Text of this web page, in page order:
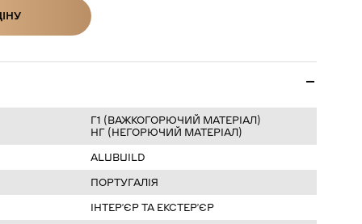
Г1 (ВАЖКОГОРЮЧИЙ МАТЕРІАЛ)
НГ (НЕГОРЮЧИЙ МАТЕРІАЛ)
ALUBUILD
ПОРТУГАЛІЯ
ІНТЕРʼЄР ТА ЕКСТЕРʼЄР